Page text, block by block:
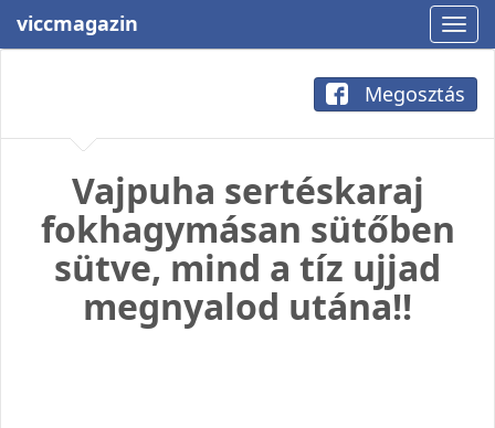
viccmagazin
Megosztás
Vajpuha sertéskaraj
fokhagymásan sütőben
sütve, mind a tíz ujjad
megnyalod utána!!